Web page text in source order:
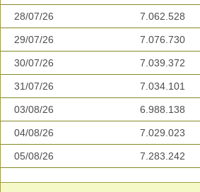
28/07/26 7.062.528
29/07/26 7.076.730
30/07/26 7.039.372
31/07/26 7.034.101
03/08/26 6.988.138
04/08/26 7.029.023
05/08/26 7.283.242